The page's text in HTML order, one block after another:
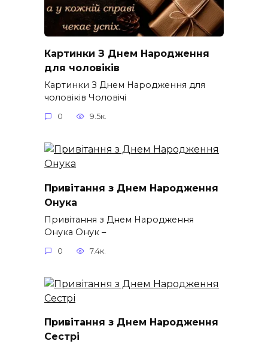
Картинки З Днем Народження
для чоловіків​
Картинки З Днем Народження для
чоловіків​ Чоловічі
0 9.5к.
Привітання з Днем Народження
Онука
Привітання з Днем Народження
Онука Онук –
0 7.4к.
Привітання з Днем Народження
Сестрі